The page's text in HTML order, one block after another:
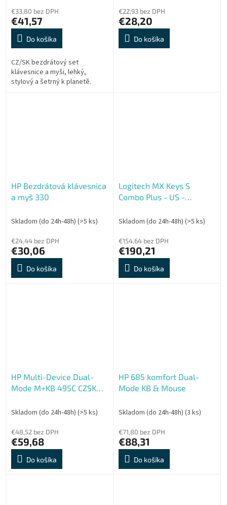
€33,80 bez DPH
€41,57
Do košíka
CZ/SK bezdrátový set
klávesnice a myši, lehký,
stylový a šetrný k planetě.
€22,93 bez DPH
€28,20
Do košíka
HP Bezdrátová klávesnica
a myš 330
Skladom (do 24h-48h) (>5 ks)
€24,44 bez DPH
€30,06
Do košíka
Logitech MX Keys S
Combo Plus - US -
Skladom (do 24h-48h) (>5 ks)
€154,64 bez DPH
€190,21
Do košíka
HP Multi-Device Dual-
Mode M+KB 495C CZSK
Skladom (do 24h-48h) (>5 ks)
€48,52 bez DPH
€59,68
Do košíka
HP 685 komfort Dual-
Mode KB & Mouse
Skladom (do 24h-48h) (3 ks)
€71,80 bez DPH
€88,31
Do košíka